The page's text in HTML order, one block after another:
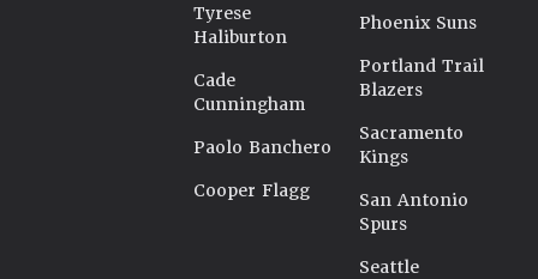
Tyrese
Haliburton
Cade
Cunningham
Paolo Banchero
Cooper Flagg
Phoenix Suns
Portland Trail
Blazers
Sacramento
Kings
San Antonio
Spurs
Seattle